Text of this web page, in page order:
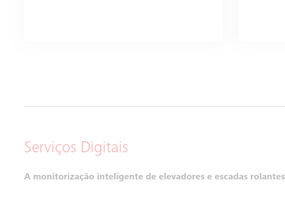
Serviços Digitais
A monitorização inteligente de elevadores e escadas rolantes